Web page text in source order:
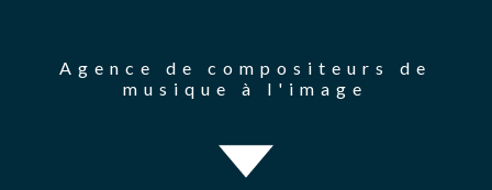
Agence de compositeurs de
musique à l'image